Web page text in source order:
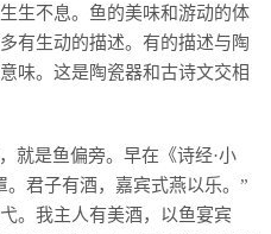
生不息。鱼的美味和游动的体
有生动的描述。有的描述与陶
味。这是陶瓷器和古诗文交相
就是鱼偏旁。早在《诗经·小
君子有酒，嘉宾式燕以乐。”
。我主人有美酒，以鱼宴宾